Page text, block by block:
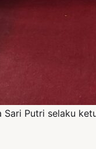
Sari Putri selaku